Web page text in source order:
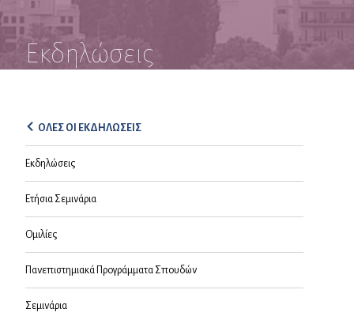
Εκδηλώσεις
ΟΛΕΣ ΟΙ ΕΚΔΗΛΩΣΕΙΣ
Εκδηλώσεις
Ετήσια Σεμινάρια
Ομιλίες
Πανεπιστημιακά Προγράμματα Σπουδών
Σεμινάρια